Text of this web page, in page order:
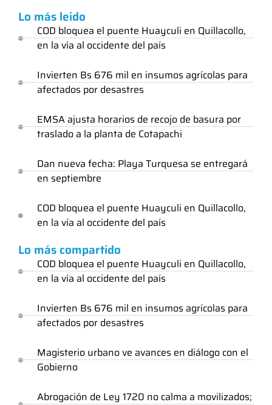
Lo más leido
COD bloquea el puente Huayculi en Quillacollo,
en la vía al occidente del país
Invierten Bs 676 mil en insumos agrícolas para
afectados por desastres
EMSA ajusta horarios de recojo de basura por
traslado a la planta de Cotapachi
Dan nueva fecha: Playa Turquesa se entregará
en septiembre
COD bloquea el puente Huayculi en Quillacollo,
en la vía al occidente del país
Lo más compartido
COD bloquea el puente Huayculi en Quillacollo,
en la vía al occidente del país
Invierten Bs 676 mil en insumos agrícolas para
afectados por desastres
Magisterio urbano ve avances en diálogo con el
Gobierno
Abrogación de Ley 1720 no calma a movilizados;